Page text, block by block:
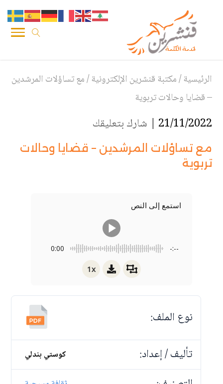
الرئيسية/مكتبة قنشرين الإلكترونية/مع تساؤلات المرشدين
– قضايا وحالات تربوية
21/11/2022 | شارك بتعليقك
مع تساؤلات المرشدين – قضايا وحالات
تربوية
استمع إلى النص
0:00 -:--
1x
نوع الملف:
تأليف / إعداد:
كوستي بندلي